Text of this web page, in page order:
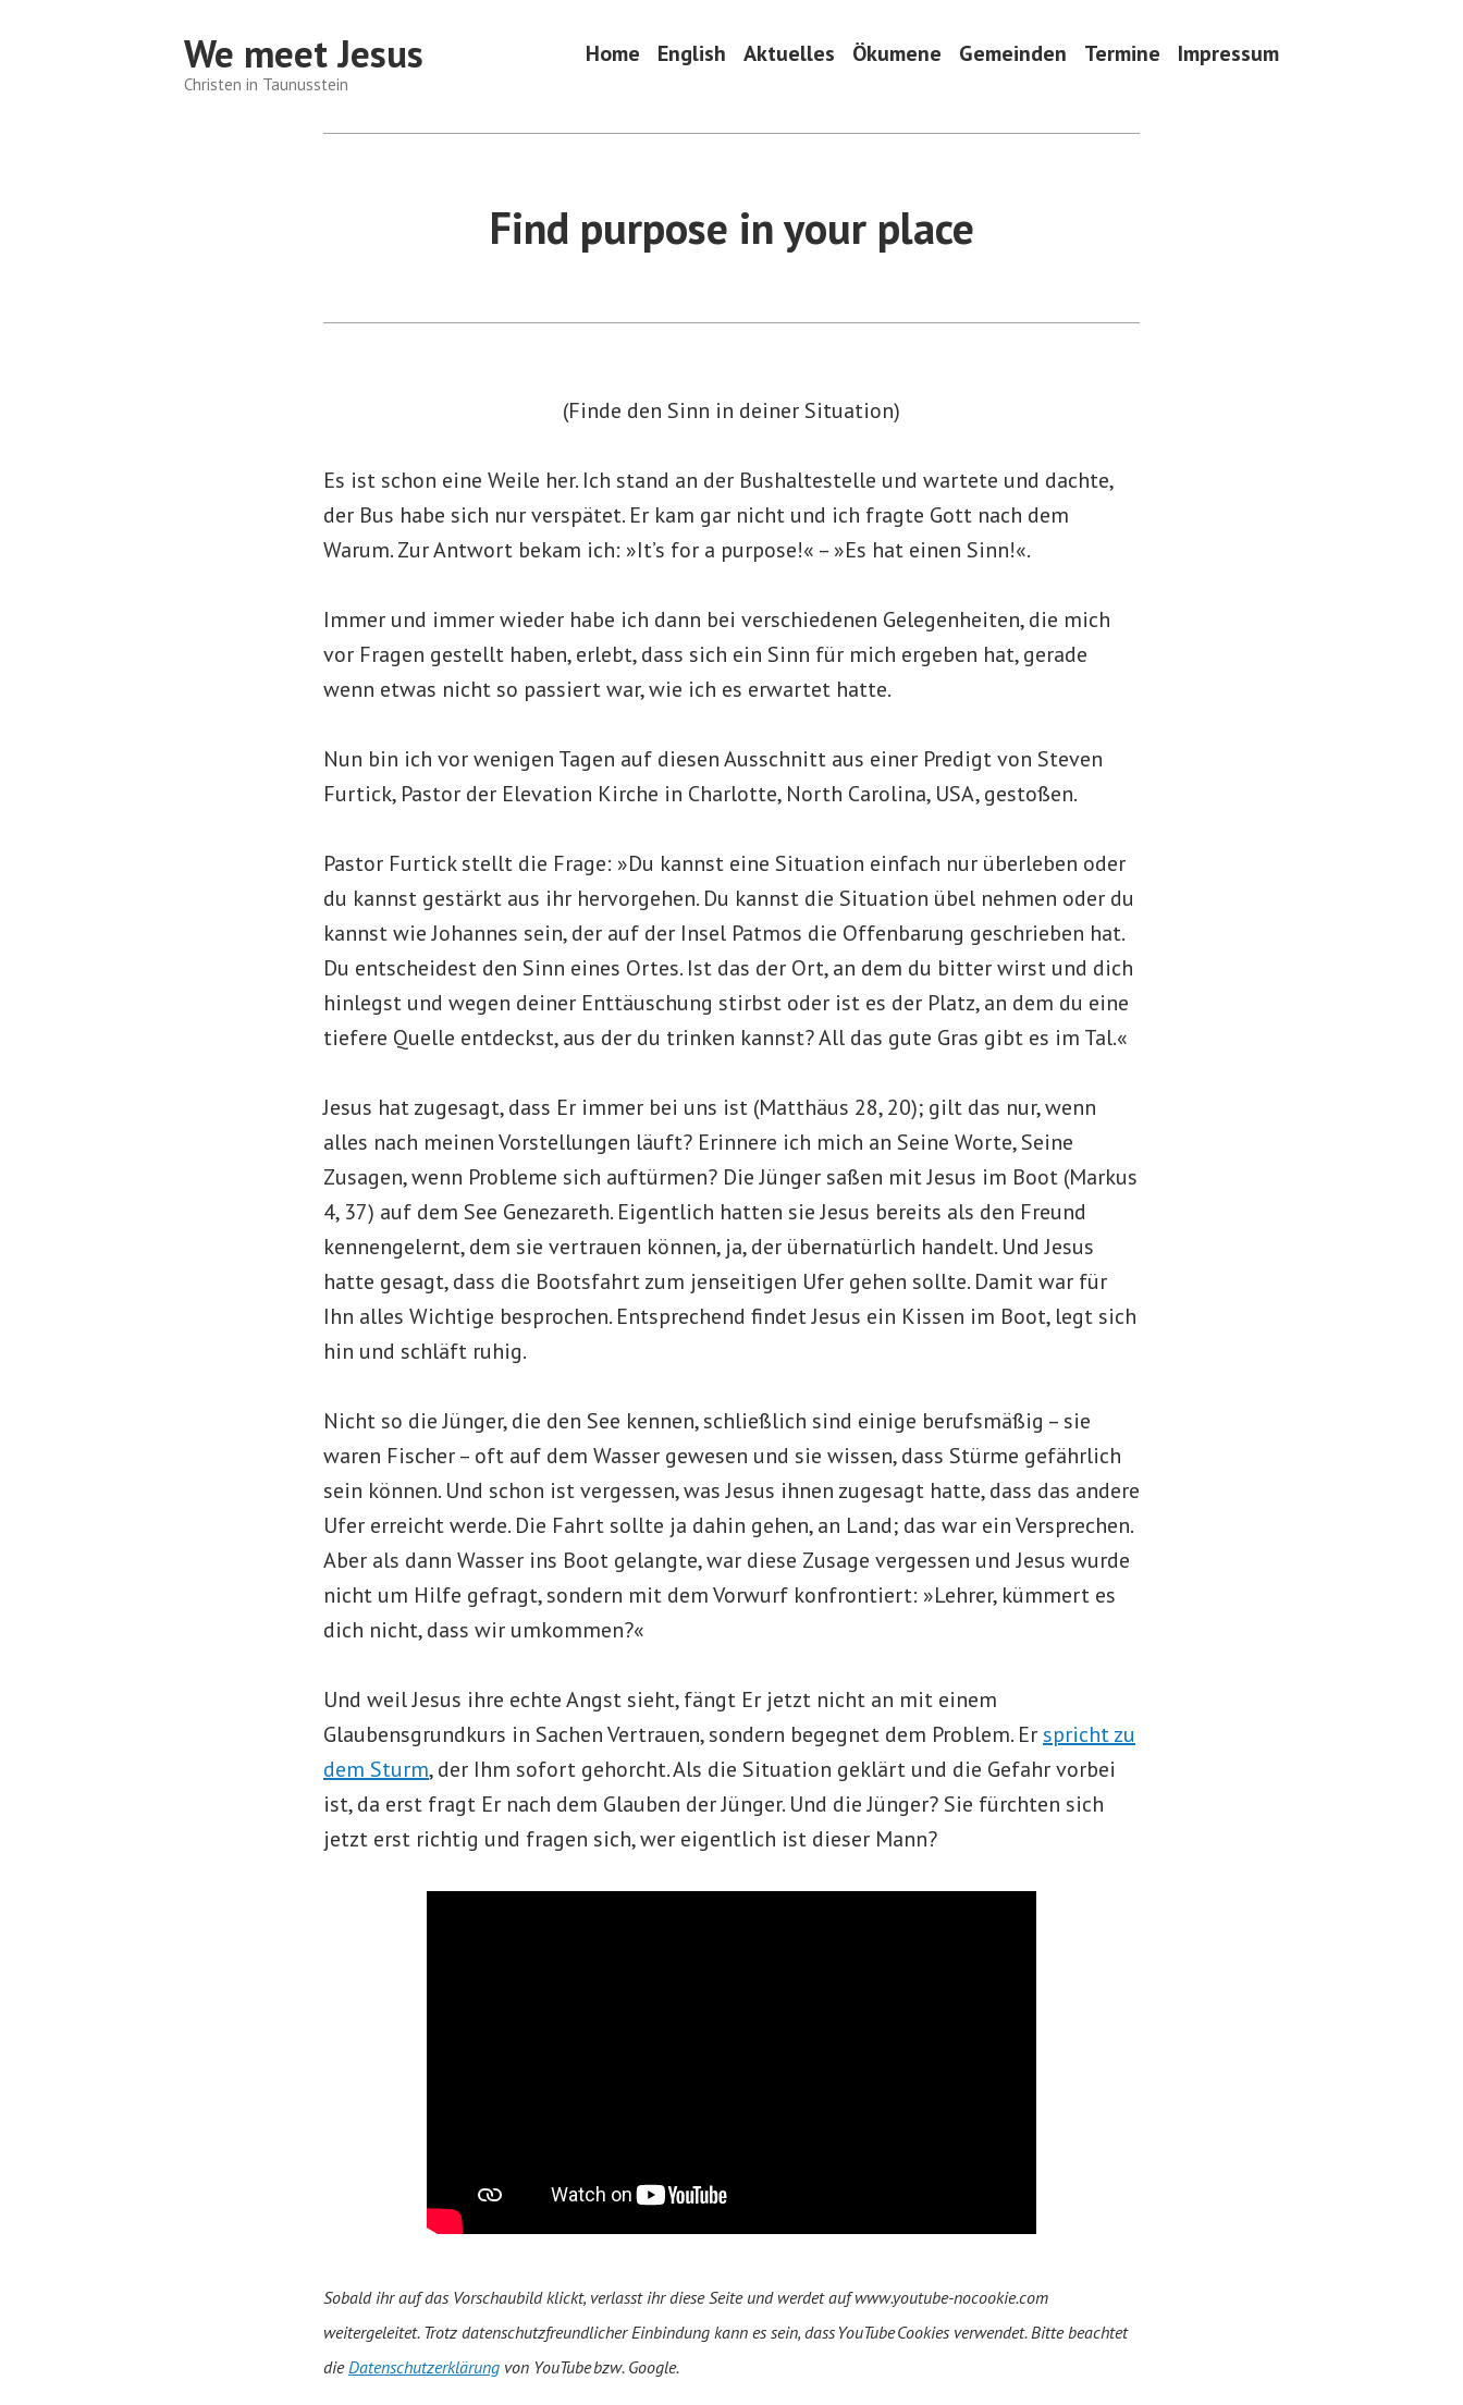
We meet Jesus
Christen in Taunusstein
Home English Aktuelles Ökumene Gemeinden Termine Impressum
Find purpose in your place
(Finde den Sinn in deiner Situation)
Es ist schon eine Weile her. Ich stand an der Bushaltestelle und wartete und dachte,
der Bus habe sich nur verspätet. Er kam gar nicht und ich fragte Gott nach dem
Warum. Zur Antwort bekam ich: »It’s for a purpose!« – »Es hat einen Sinn!«.
Immer und immer wieder habe ich dann bei verschiedenen Gelegenheiten, die mich
vor Fragen gestellt haben, erlebt, dass sich ein Sinn für mich ergeben hat, gerade
wenn etwas nicht so passiert war, wie ich es erwartet hatte.
Nun bin ich vor wenigen Tagen auf diesen Ausschnitt aus einer Predigt von Steven
Furtick, Pastor der Elevation Kirche in Charlotte, North Carolina, USA, gestoßen.
Pastor Furtick stellt die Frage: »Du kannst eine Situation einfach nur überleben oder
du kannst gestärkt aus ihr hervorgehen. Du kannst die Situation übel nehmen oder du
kannst wie Johannes sein, der auf der Insel Patmos die Offenbarung geschrieben hat.
Du entscheidest den Sinn eines Ortes. Ist das der Ort, an dem du bitter wirst und dich
hinlegst und wegen deiner Enttäuschung stirbst oder ist es der Platz, an dem du eine
tiefere Quelle entdeckst, aus der du trinken kannst? All das gute Gras gibt es im Tal.«
Jesus hat zugesagt, dass Er immer bei uns ist (Matthäus 28, 20); gilt das nur, wenn
alles nach meinen Vorstellungen läuft? Erinnere ich mich an Seine Worte, Seine
Zusagen, wenn Probleme sich auftürmen? Die Jünger saßen mit Jesus im Boot (Markus
4, 37) auf dem See Genezareth. Eigentlich hatten sie Jesus bereits als den Freund
kennengelernt, dem sie vertrauen können, ja, der übernatürlich handelt. Und Jesus
hatte gesagt, dass die Bootsfahrt zum jenseitigen Ufer gehen sollte. Damit war für
Ihn alles Wichtige besprochen. Entsprechend findet Jesus ein Kissen im Boot, legt sich
hin und schläft ruhig.
Nicht so die Jünger, die den See kennen, schließlich sind einige berufsmäßig – sie
waren Fischer – oft auf dem Wasser gewesen und sie wissen, dass Stürme gefährlich
sein können. Und schon ist vergessen, was Jesus ihnen zugesagt hatte, dass das andere
Ufer erreicht werde. Die Fahrt sollte ja dahin gehen, an Land; das war ein Versprechen.
Aber als dann Wasser ins Boot gelangte, war diese Zusage vergessen und Jesus wurde
nicht um Hilfe gefragt, sondern mit dem Vorwurf konfrontiert: »Lehrer, kümmert es
dich nicht, dass wir umkommen?«
Und weil Jesus ihre echte Angst sieht, fängt Er jetzt nicht an mit einem
Glaubensgrundkurs in Sachen Vertrauen, sondern begegnet dem Problem. Erspricht zu
dem Sturm, der Ihm sofort gehorcht. Als die Situation geklärt und die Gefahr vorbei
ist, da erst fragt Er nach dem Glauben der Jünger. Und die Jünger? Sie fürchten sich
jetzt erst richtig und fragen sich, wer eigentlich ist dieser Mann?
Sobald ihr auf das Vorschaubild klickt, verlasst ihr diese Seite und werdet auf www.youtube-nocookie.com
weitergeleitet. Trotz datenschutzfreundlicher Einbindung kann es sein, dass YouTube Cookies verwendet. Bitte beachtet
dieDatenschutzerklärung von YouTube bzw. Google.